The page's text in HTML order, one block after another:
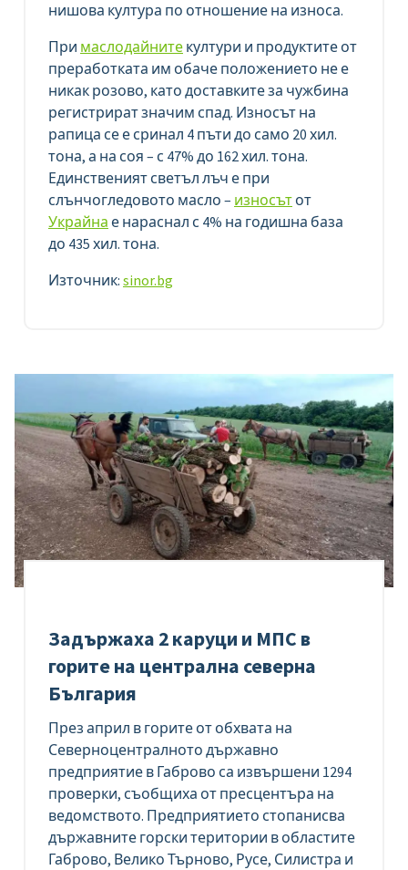
нишова култура по отношение на износа.
При маслодайните култури и продуктите от
преработката им обаче положението не е
никак розово, като доставките за чужбина
регистрират значим спад. Износът на
рапица се е сринал 4 пъти до само 20 хил.
тона, а на соя – с 47% до 162 хил. тона.
Единственият светъл лъч е при
слънчогледовото масло – износът от
Украйна е нараснал с 4% на годишна база
до 435 хил. тона.
Източник: sinor.bg
Задържаха 2 каруци и МПС в
горите на централна северна
България
През април в горите от обхвата на
Северноцентралното държавно
предприятие в Габрово са извършени 1294
проверки, съобщиха от пресцентъра на
ведомството. Предприятието стопанисва
държавните горски територии в областите
Габрово, Велико Търново, Русе, Силистра и